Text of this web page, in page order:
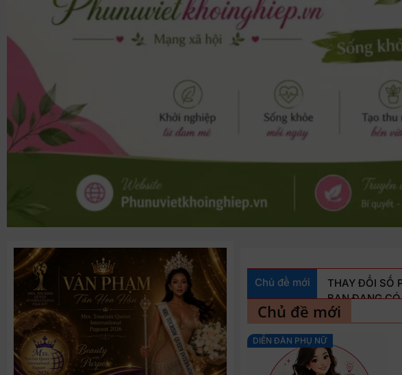
Chủ đề mới
bị tuổi già từ tuổi 40: Một chủ trương rất đáng ủng hộ
Chủ đề mới
DIỄN ĐÀN PHỤ NỮ